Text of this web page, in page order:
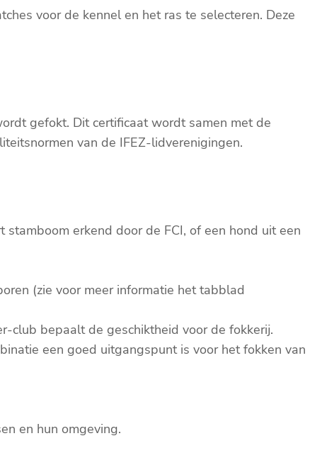
voor de kennel en het ras te selecteren. Deze
gefokt. Dit certificaat wordt samen met de
van de IFEZ-lidverenigingen.
erkend door de FCI, of een hond uit een
(zie voor meer informatie het tabblad
club bepaalt de geschiktheid voor de fokkerij.
een goed uitgangspunt is voor het fokken van
en hun omgeving.